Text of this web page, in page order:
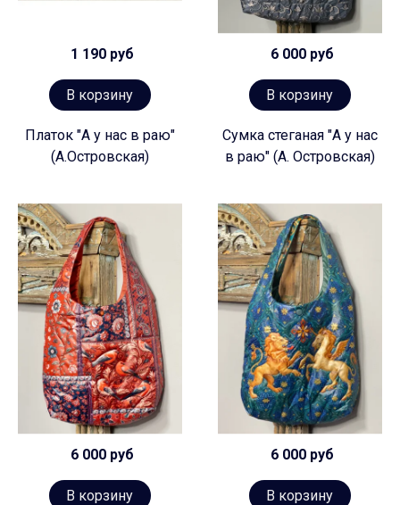
1 190 руб
В корзину
Платок "А у нас в раю"
(А.Островская)
6 000 руб
В корзину
Сумка стеганая "А у нас
в раю" (А. Островская)
6 000 руб
В корзину
6 000 руб
В корзину